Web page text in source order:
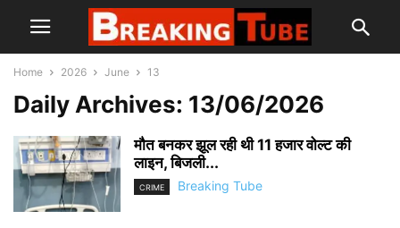
Home 2026 June 13
Daily Archives: 13/06/2026
मौत बनकर झूल रही थी 11 हजार वोल्ट की
लाइन, बिजली...
CRIME Breaking Tube